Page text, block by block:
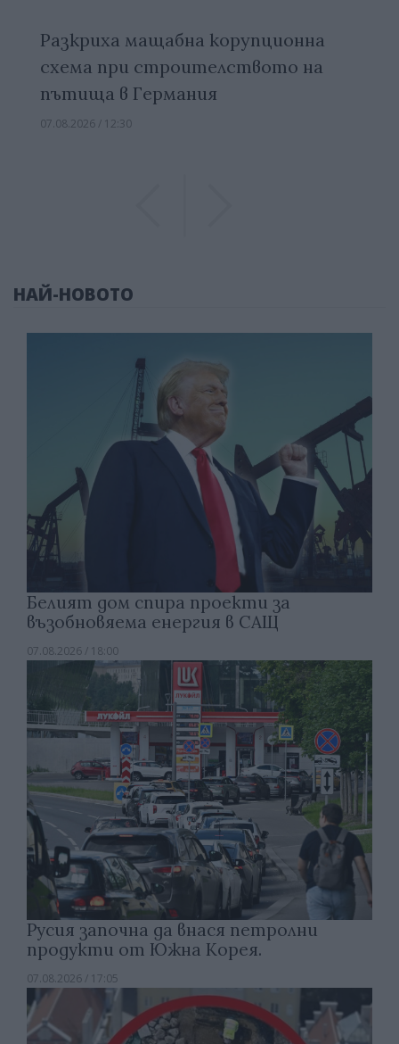
Разкриха мащабна корупционна
схема при строителството на
пътища в Германия
07.08.2026 / 12:30
НАЙ-НОВОТО
Белият дом спира проекти за
възобновяема енергия в САЩ
07.08.2026 / 18:00
Русия започна да внася петролни
продукти от Южна Корея.
07.08.2026 / 17:05